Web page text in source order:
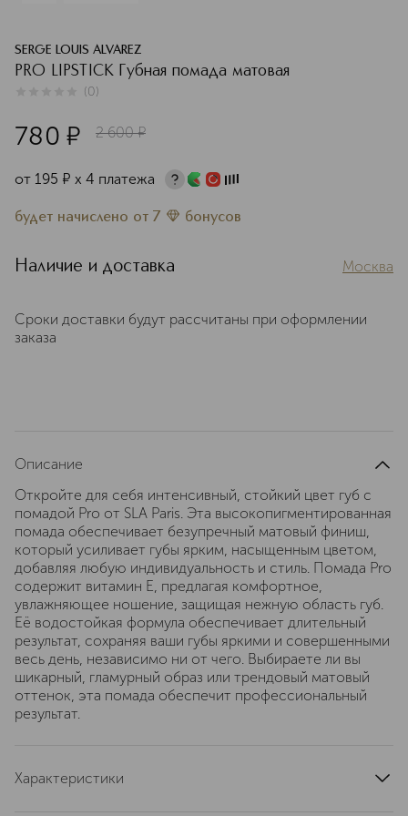
SERGE LOUIS ALVAREZ
PRO LIPSTICK Губная помада матовая
(0)
780 ¤ 2 600 ¤
от 195 ¤ х 4 платежа
будет начислено от 7 бонусов
Наличие и доставка Москва
Сроки доставки будут рассчитаны при оформлении
заказа
Описание
Откройте для себя интенсивный, стойкий цвет губ с
помадой Pro от SLA Paris. Эта высокопигментированная
помада обеспечивает безупречный матовый финиш,
который усиливает губы ярким, насыщенным цветом,
добавляя любую индивидуальность и стиль. Помада Pro
содержит витамин Е, предлагая комфортное,
увлажняющее ношение, защищая нежную область губ.
Её водостойкая формула обеспечивает длительный
результат, сохраняя ваши губы яркими и совершенными
весь день, независимо ни от чего. Выбираете ли вы
шикарный, гламурный образ или трендовый матовый
оттенок, эта помада обеспечит профессиональный
результат.
Характеристики